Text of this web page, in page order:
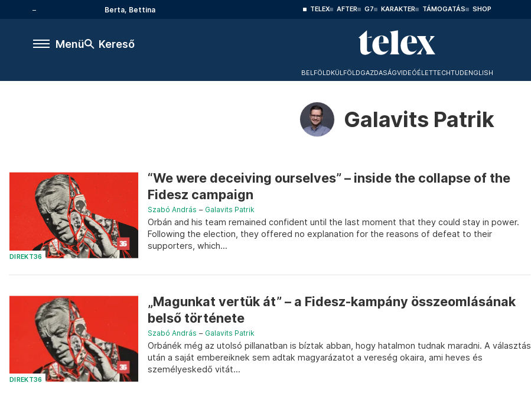
Berta, Bettina TELEX AFTER G7 KARAKTER TÁMOGATÁS SHOP
Menü Kereső
BELFÖLDKÜLFÖLDGAZDASÁGVIDEÓÉLETTECHTUDENGLISH
Galavits Patrik
DIREKT36
“We were deceiving ourselves” – inside the collapse of the
Fidesz campaign
Szabó András – Galavits Patrik
Orbán and his team remained confident until the last moment that they could stay in power.
Following the election, they offered no explanation for the reasons of defeat to their
supporters, which...
DIREKT36
„Magunkat vertük át” – a Fidesz-kampány összeomlásának
belső története
Szabó András – Galavits Patrik
Orbánék még az utolsó pillanatban is bíztak abban, hogy hatalmon tudnak maradni. A választás
után a saját embereiknek sem adtak magyarázatot a vereség okaira, ami heves és
személyeskedő vitát...